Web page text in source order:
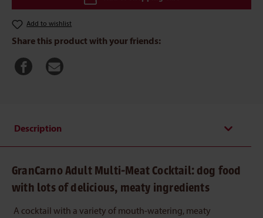
Add to wishlist
Share this product with your friends:
Description
GranCarno Adult Multi-Meat Cocktail: dog food
with lots of delicious, meaty ingredients
A cocktail with a variety of mouth-watering, meaty